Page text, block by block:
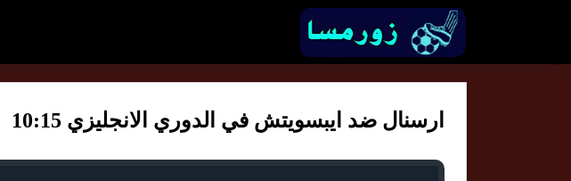
ارسنال ضد ايبسويتش في الدوري الانجليزي 10:15